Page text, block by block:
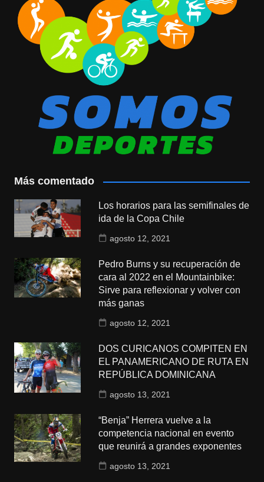
Más comentado
Los horarios para las semifinales de
ida de la Copa Chile
agosto 12, 2021
Pedro Burns y su recuperación de
cara al 2022 en el Mountainbike:
Sirve para reflexionar y volver con
más ganas
agosto 12, 2021
DOS CURICANOS COMPITEN EN
EL PANAMERICANO DE RUTA EN
REPÚBLICA DOMINICANA
agosto 13, 2021
“Benja” Herrera vuelve a la
competencia nacional en evento
que reunirá a grandes exponentes
agosto 13, 2021